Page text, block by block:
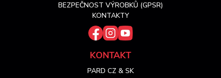
BEZPEČNOST VÝROBKŮ (GPSR)
KONTAKTY
KONTAKT
PARD CZ & SK